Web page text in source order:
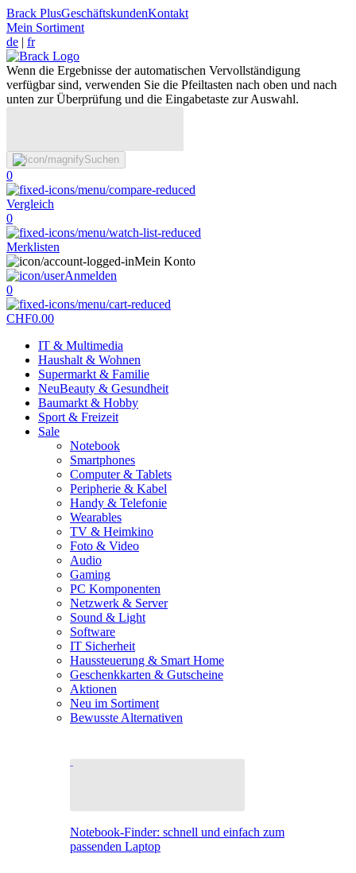
Brack PlusGeschäftskundenKontakt
Mein Sortiment
de | fr
Wenn die Ergebnisse der automatischen Vervollständigung
verfügbar sind, verwenden Sie die Pfeiltasten nach oben und nach
unten zur Überprüfung und die Eingabetaste zur Auswahl.
Suchen
0
Vergleich
0
Merklisten
Mein Konto
Anmelden
0
CHF0.00
IT & Multimedia
Haushalt & Wohnen
Supermarkt & Familie
NeuBeauty & Gesundheit
Baumarkt & Hobby
Sport & Freizeit
Sale
Notebook
Smartphones
Computer & Tablets
Peripherie & Kabel
Handy & Telefonie
Wearables
TV & Heimkino
Foto & Video
Audio
Gaming
PC Komponenten
Netzwerk & Server
Sound & Light
Software
IT Sicherheit
Haussteuerung & Smart Home
Geschenkkarten & Gutscheine
Aktionen
Neu im Sortiment
Bewusste Alternativen
Notebook-Finder: schnell und einfach zum
passenden Laptop